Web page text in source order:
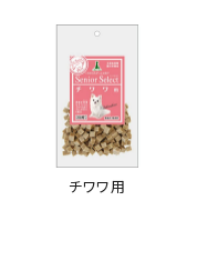
チワワ用